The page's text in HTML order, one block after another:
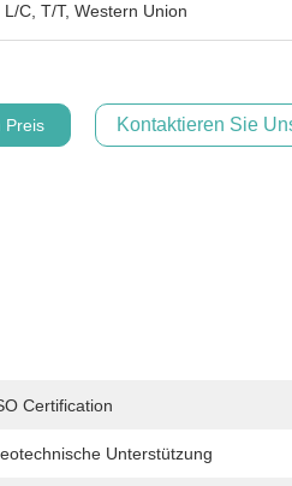
L/C, T/T, Western Union
Preis Kontaktieren Sie
Certification
Unterstützung